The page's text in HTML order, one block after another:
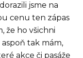
jsme na
cenu ten zápas
že ho všichni
tak mám,
akce či pasáže